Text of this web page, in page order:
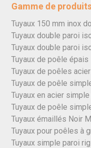
Gamme de
Tuyaux 150 mm inox
Tuyaux double paroi
Tuyaux double paroi
Tuyaux de poêle épais
Tuyaux de poêles
Tuyaux de poêle
Tuyaux en acier
Tuyaux de poêle
Tuyaux émaillés Noir
Tuyaux pour poêles à
Tuyaux simple paroi